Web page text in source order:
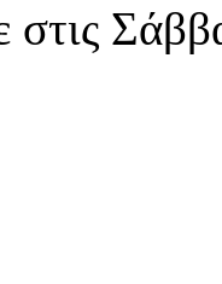
στις